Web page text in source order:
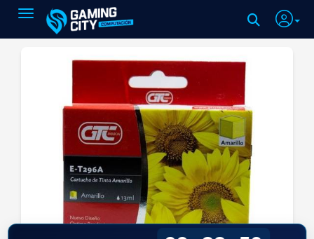
Toggle navigation